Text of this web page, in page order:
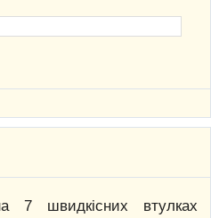
7 швидкісних втулках